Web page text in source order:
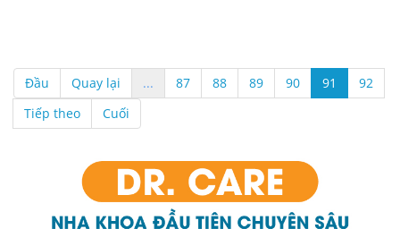
Đầu Quay lại ... 87 88 89 90 91
92
Tiếp theo
Cuối